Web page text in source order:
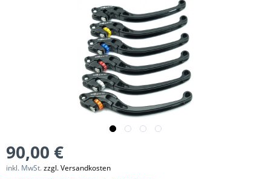
90,00 €
inkl. MwSt.zzgl. Versandkosten